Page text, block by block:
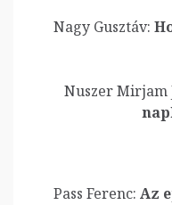
Nagy Gusztáv:
Nuszer Mirjam
Pass Ferenc: Az